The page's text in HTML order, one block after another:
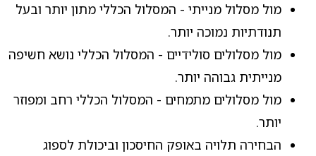
מול מסלול מנייתי - המסלול הכללי מתון יותר ובעל
תנודתיות נמוכה יותר.
מול מסלולים סולידיים - המסלול הכללי נושא חשיפה
מנייתית גבוהה יותר.
מול מסלולים מתמחים - המסלול הכללי רחב ומפוזר
יותר.
הבחירה תלויה באופק החיסכון וביכולת לספוג